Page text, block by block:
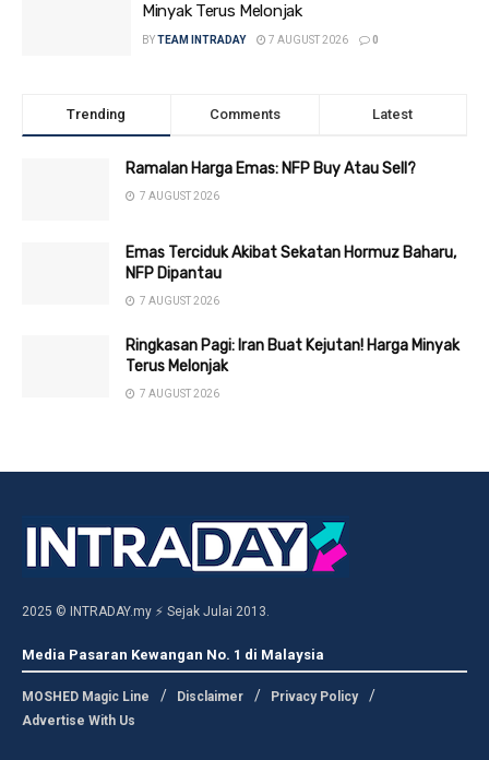
Minyak Terus Melonjak
BYTEAM INTRADAY 7 AUGUST 2026 0
Trending Comments Latest
Ramalan Harga Emas: NFP Buy Atau Sell?
7 AUGUST 2026
Emas Terciduk Akibat Sekatan Hormuz Baharu,
NFP Dipantau
7 AUGUST 2026
Ringkasan Pagi: Iran Buat Kejutan! Harga Minyak
Terus Melonjak
7 AUGUST 2026
2025 © INTRADAY.my ⚡ Sejak Julai 2013.
Media Pasaran Kewangan No. 1 di Malaysia
MOSHED Magic Line Disclaimer
Privacy Policy
Advertise With Us